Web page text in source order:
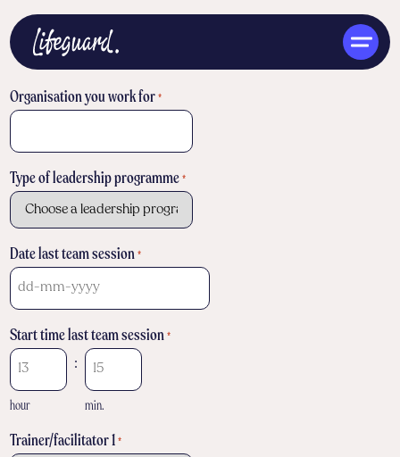
ENG
Organisation you work for *
Type of leadership programme *
Date last team session *
DD
MM
dash
YYYY
Start time last team session *
hour
:
min.
Trainer/facilitator 1 *